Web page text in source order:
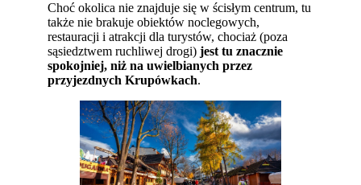
Choć okolica nie znajduje się w ścisłym centrum, tu
także nie brakuje obiektów noclegowych,
restauracji i atrakcji dla turystów, chociaż (poza
sąsiedztwem ruchliwej drogi)jest tu znacznie
spokojniej, niż na uwielbianych przez
przyjezdnych Krupówkach.